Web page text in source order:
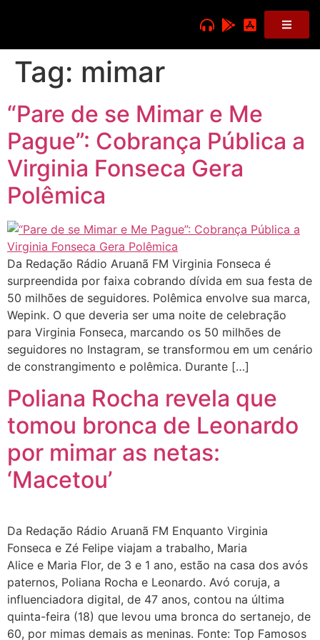
Tag: mimar
“Pare de se Mimar e Me
Pague”: Cobrança Pública a
Virginia Fonseca Gera
Polêmica
Da Redação Rádio Aruanã FM Virginia Fonseca é
surpreendida por faixa cobrando dívida em sua festa de
50 milhões de seguidores. Polêmica envolve sua marca,
Wepink. O que deveria ser uma noite de celebração
para Virginia Fonseca, marcando os 50 milhões de
seguidores no Instagram, se transformou em um cenário
de constrangimento e polêmica. Durante […]
Poliana Rocha revela que
tomou bronca de Leonardo
por mimar as netas:
‘Macetou’
Da Redação Rádio Aruanã FM Enquanto Virginia
Fonseca e Zé Felipe viajam a trabalho, Maria
Alice e Maria Flor, de 3 e 1 ano, estão na casa dos avós
paternos, Poliana Rocha e Leonardo. Avó coruja, a
influenciadora digital, de 47 anos, contou na última
quinta-feira (18) que levou uma bronca do sertanejo, de
60, por mimas demais as meninas. Fonte: Top Famosos